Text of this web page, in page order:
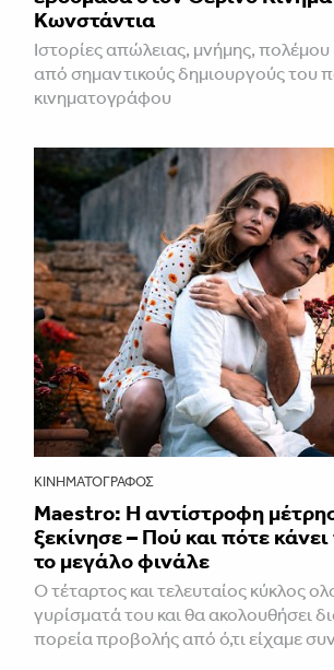
Κωνστάντια
Ιστορίες απώλειας, μνήμης, πολέμου
από σημαντικούς δημιουργούς του
κινηματογράφου
ΚΙΝΗΜΑΤΟΓΡΆΦΟΣ
Maestro: Η αντίστροφη
ξεκίνησε – Πού και πότε
το μεγάλο φινάλε
Ο τέταρτος και τελευταίος κύκλος
γυρίσματά του και θα ακολουθήσει
πορεία προβολής από ό,τι είχαμε